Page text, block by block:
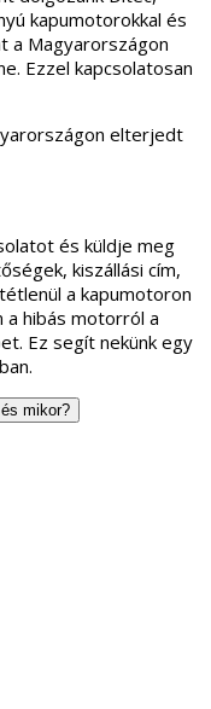
kapumotorokkal és
a Magyarországon
Ezzel kapcsolatosan
elterjedt
és küldje meg
kiszállási cím,
a kapumotoron
a hibás motorról a
Ez segít nekünk egy
mikor?